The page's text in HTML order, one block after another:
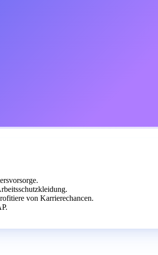
von Karrierechancen.